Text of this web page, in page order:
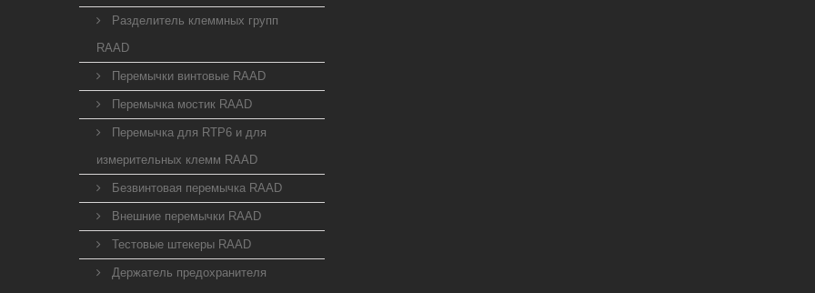
Разделитель клеммных групп
RAAD
Перемычки винтовые RAAD
Перемычка мостик RAAD
Перемычка для RTP6 и для
измерительных клемм RAAD
Безвинтовая перемычка RAAD
Внешние перемычки RAAD
Тестовые штекеры RAAD
Держатель предохранителя